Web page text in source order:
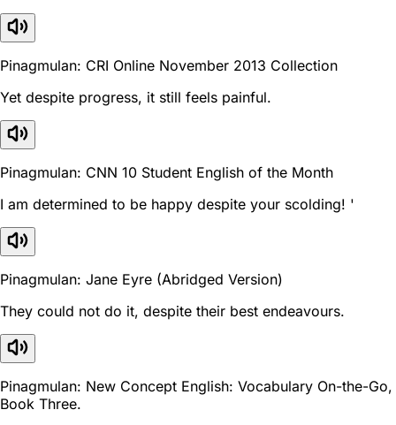
Pinagmulan: CRI Online November 2013 Collection
Yet despite progress, it still feels painful.
Pinagmulan: CNN 10 Student English of the Month
I am determined to be happy despite your scolding! '
Pinagmulan: Jane Eyre (Abridged Version)
They could not do it, despite their best endeavours.
Pinagmulan: New Concept English: Vocabulary On-the-Go,
Book Three.